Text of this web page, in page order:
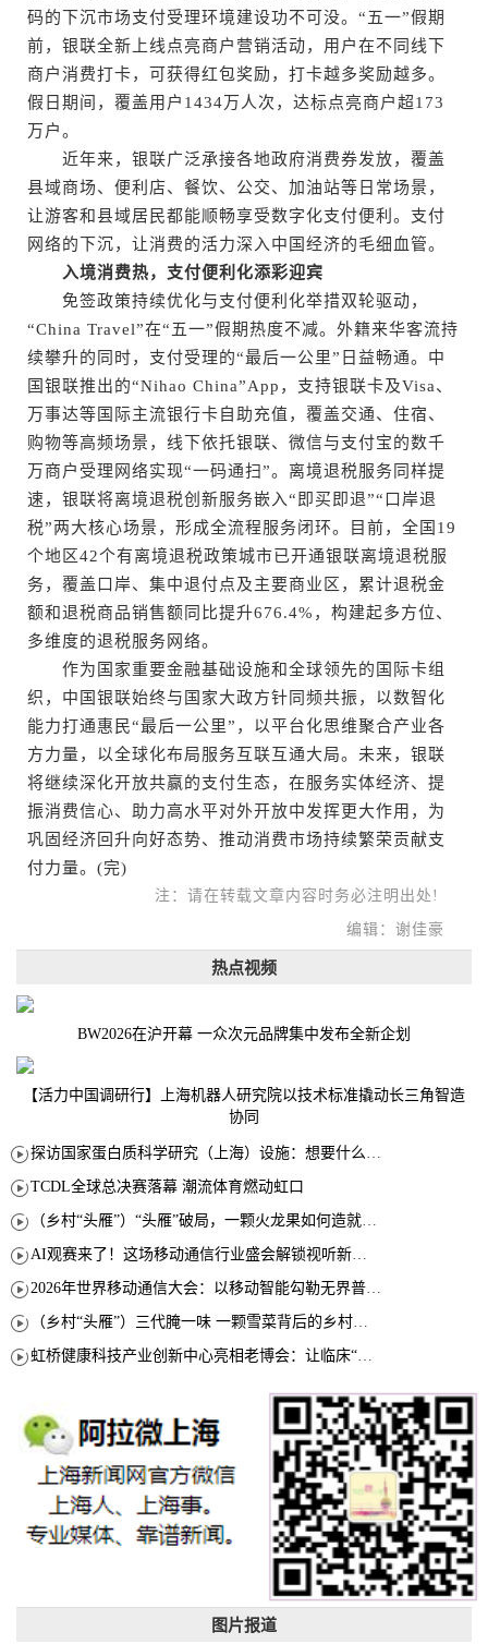
码的下沉市场支付受理环境建设功不可没。“五一”假期
前，银联全新上线点亮商户营销活动，用户在不同线下
商户消费打卡，可获得红包奖励，打卡越多奖励越多。
假日期间，覆盖用户1434万人次，达标点亮商户超173
万户。
近年来，银联广泛承接各地政府消费券发放，覆盖
县域商场、便利店、餐饮、公交、加油站等日常场景，
让游客和县域居民都能顺畅享受数字化支付便利。支付
网络的下沉，让消费的活力深入中国经济的毛细血管。
入境消费热，支付便利化添彩迎宾
免签政策持续优化与支付便利化举措双轮驱动，
“China Travel”在“五一”假期热度不减。外籍来华客流持
续攀升的同时，支付受理的“最后一公里”日益畅通。中
国银联推出的“Nihao China”App，支持银联卡及Visa、
万事达等国际主流银行卡自助充值，覆盖交通、住宿、
购物等高频场景，线下依托银联、微信与支付宝的数千
万商户受理网络实现“一码通扫”。离境退税服务同样提
速，银联将离境退税创新服务嵌入“即买即退”“口岸退
税”两大核心场景，形成全流程服务闭环。目前，全国19
个地区42个有离境退税政策城市已开通银联离境退税服
务，覆盖口岸、集中退付点及主要商业区，累计退税金
额和退税商品销售额同比提升676.4%，构建起多方位、
多维度的退税服务网络。
作为国家重要金融基础设施和全球领先的国际卡组
织，中国银联始终与国家大政方针同频共振，以数智化
能力打通惠民“最后一公里”，以平台化思维聚合产业各
方力量，以全球化布局服务互联互通大局。未来，银联
将继续深化开放共赢的支付生态，在服务实体经济、提
振消费信心、助力高水平对外开放中发挥更大作用，为
巩固经济回升向好态势、推动消费市场持续繁荣贡献支
付力量。(完)
注：请在转载文章内容时务必注明出处!
编辑：谢佳豪
热点视频
BW2026在沪开幕 一众次元品牌集中发布全新企划
【活力中国调研行】上海机器人研究院以技术标准撬动长三角智造
协同
探访国家蛋白质科学研究（上海）设施：想要什么蛋白 AI直接设计合成
TCDL全球总决赛落幕 潮流体育燃动虹口
（乡村“头雁”）“头雁”破局，一颗火龙果如何造就沪上乡村特色产业化路径
AI观赛来了！这场移动通信行业盛会解锁视听新玩法
2026年世界移动通信大会：以移动智能勾勒无界普惠新愿景
（乡村“头雁”）三代腌一味 一颗雪菜背后的乡村致富经
虹桥健康科技产业创新中心亮相老博会：让临床“需求”定义银发经济新生态
图片报道